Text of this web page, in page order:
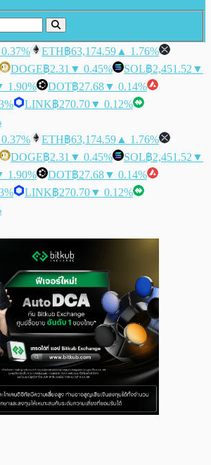
ETH฿63,174.59 ▲ 1.76%
DOGE฿2.31 ▼ 0.45% SOL฿2,451.52 ▼
1.90% DOT฿27.68▼ 0.14%
LINK฿270.70▼ 0.12%
ETH฿63,174.59 ▲ 1.76%
DOGE฿2.31 ▼ 0.45% SOL฿2,451.52 ▼
1.90% DOT฿27.68▼ 0.14%
LINK฿270.70▼ 0.12%